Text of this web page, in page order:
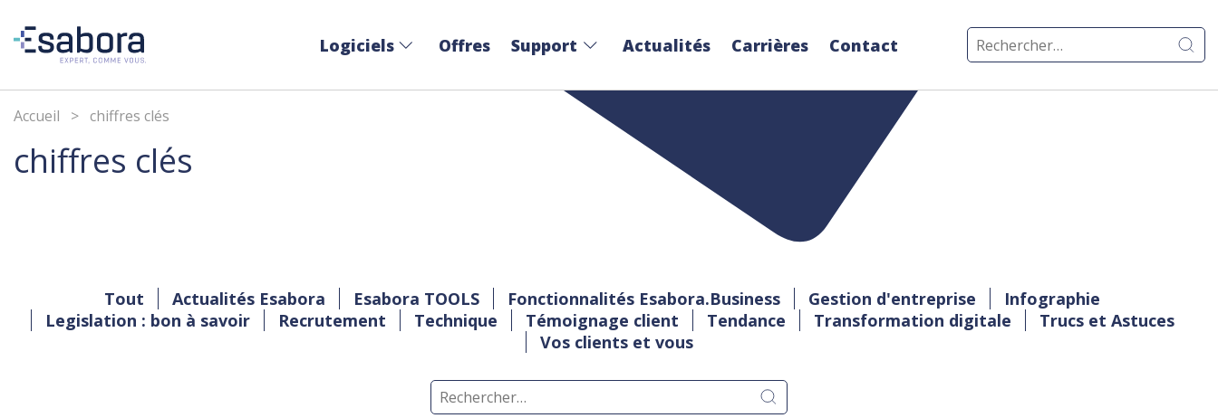
Logiciels Offres Support Actualités Carrières Contact Rechercher :
Accueil > chiffres clés
chiffres clés
Tout Actualités Esabora Esabora TOOLS Fonctionnalités Esabora.Business Gestion d'entreprise
Infographie
Legislation : bon à savoir
Recrutement Technique Témoignage client Tendance Transformation digitale
Trucs et Astuces
Vos clients et vous